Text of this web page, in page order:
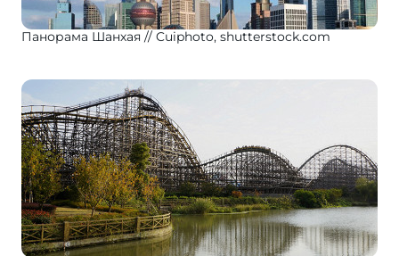
Панорама Шанхая Cuiphoto, shutterstock.com